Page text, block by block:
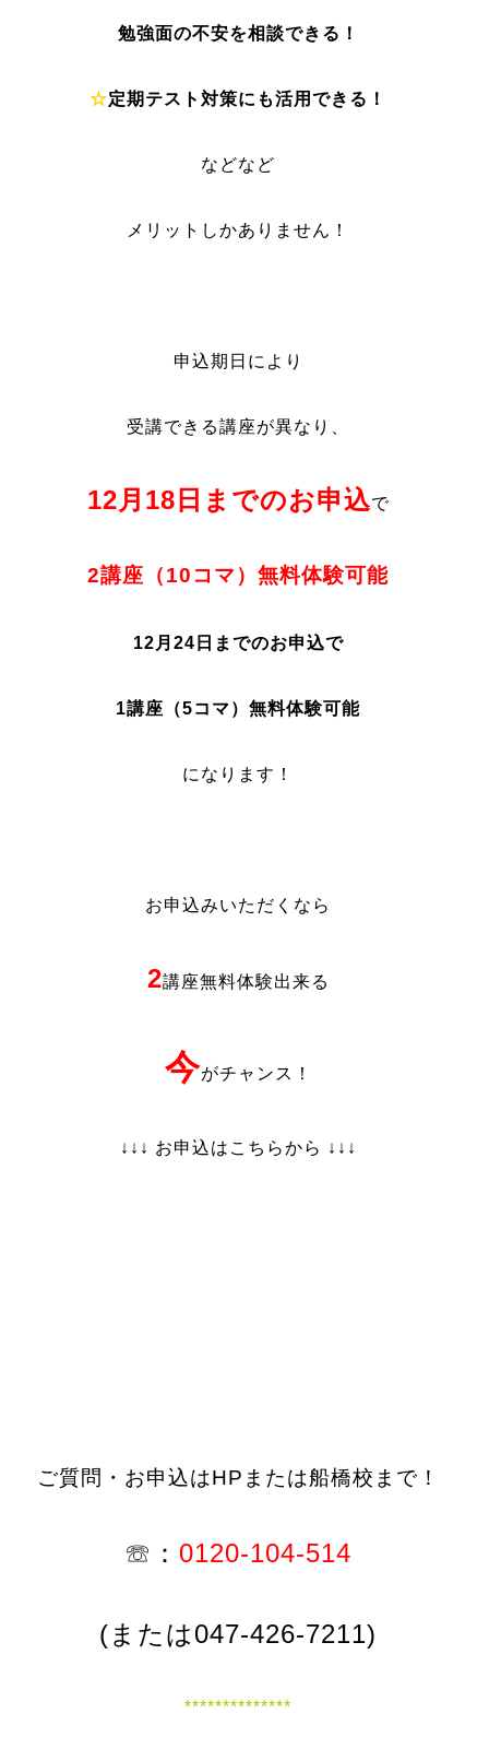
勉強面の不安を相談できる！
☆定期テスト対策にも活用できる！
などなど
メリットしかありません！
申込期日により
受講できる講座が異なり、
12月18日までのお申込で
2講座（10コマ）無料体験可能
12月24日までのお申込で
1講座（5コマ）無料体験可能
になります！
お申込みいただくなら
2講座無料体験出来る
今がチャンス！
↓↓↓ お申込はこちらから ↓↓↓
ご質問・お申込はHPまたは船橋校まで！
☏： 0120-104-514
(または047-426-7211)
**************